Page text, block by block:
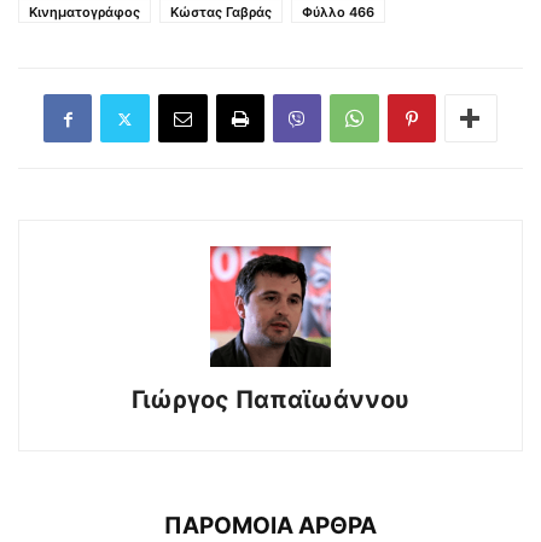
Κινηματογράφος
Κώστας Γαβράς Φύλλο 466
Γιώργος Παπαϊωάννου
ΠΑΡΟΜΟΙΑ ΑΡΘΡΑ